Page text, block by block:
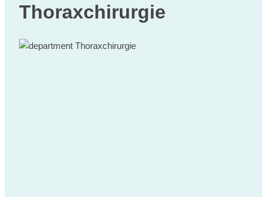
Thoraxchirurgie
Thoraxchirurgie